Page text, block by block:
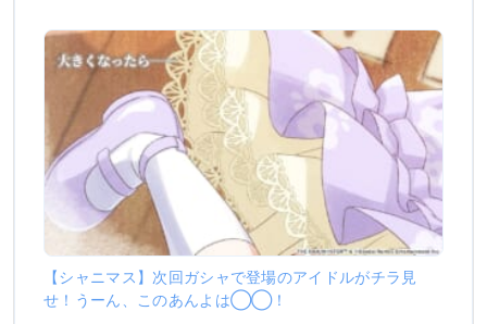
【シャニマス】次回ガシャで登場のアイドルがチラ見
せ！うーん、このあんよは◯◯！